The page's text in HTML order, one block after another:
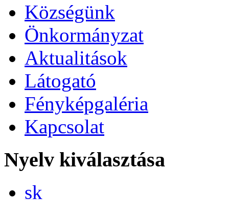
Községünk
Önkormányzat
Aktualitások
Látogató
Fényképgaléria
Kapcsolat
Nyelv kiválasztása
sk